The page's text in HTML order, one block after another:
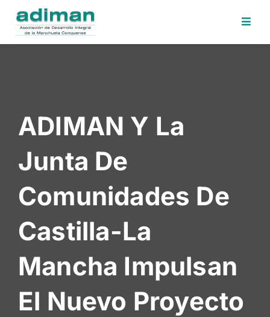
Desafios
Electrónica
Contratante
Noticias
Contacto
Area
Socios
ADIMAN Y La
Junta De
Comunidades De
Castilla-La
Mancha Impulsan
El Nuevo Proyecto